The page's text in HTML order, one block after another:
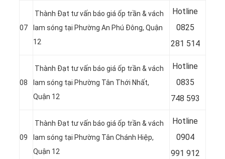
07
Thành Đạt tư vấn báo giá ốp trần & vách
lam sóng tại Phường An Phú Đông, Quận
12
Hotline
0825
281 514
08
Thành Đạt tư vấn báo giá ốp trần & vách
lam sóng tại Phường Tân Thới Nhất,
Quận 12
Hotline
0835
748 593
09
Thành Đạt tư vấn báo giá ốp trần & vách
lam sóng tại Phường Tân Chánh Hiệp,
Quận 12
Hotline
0904
991 912